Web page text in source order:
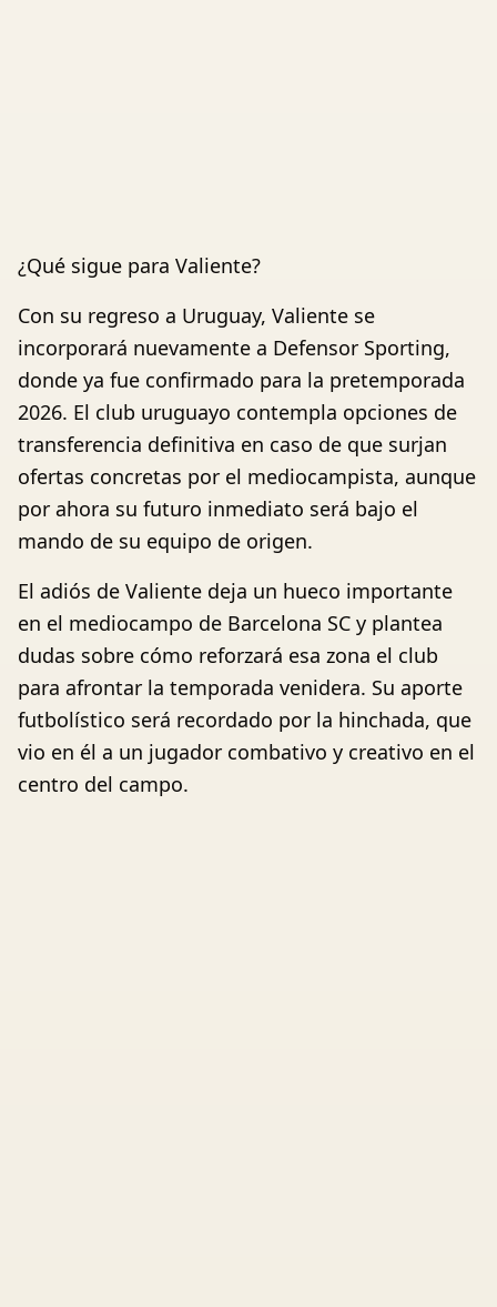
¿Qué sigue para Valiente?
Con su regreso a Uruguay, Valiente se
incorporará nuevamente a Defensor Sporting,
donde ya fue confirmado para la pretemporada
2026. El club uruguayo contempla opciones de
transferencia definitiva en caso de que surjan
ofertas concretas por el mediocampista, aunque
por ahora su futuro inmediato será bajo el
mando de su equipo de origen.
El adiós de Valiente deja un hueco importante
en el mediocampo de Barcelona SC y plantea
dudas sobre cómo reforzará esa zona el club
para afrontar la temporada venidera. Su aporte
futbolístico será recordado por la hinchada, que
vio en él a un jugador combativo y creativo en el
centro del campo.